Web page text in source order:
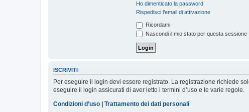
Ho dimenticato la password
Rispedisci l’email di attivazione
Ricordami
Nascondi il mio stato per questa sessione
ISCRIVITI
Per eseguire il login devi essere registrato. La registrazione richiede
eseguire il login assicurati di aver letto i termini d’uso e le varie regole.
Condizioni d’uso | Trattamento dei dati personali